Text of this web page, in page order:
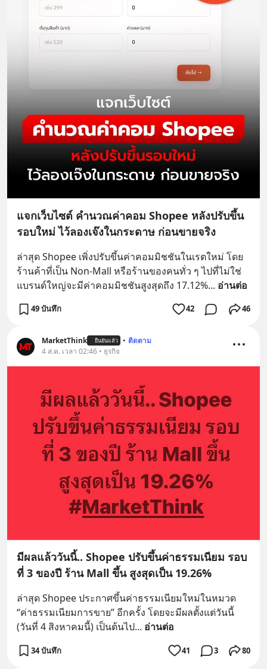
แจกเว็บไซต์ คำนวณค่าคอม Shopee หลังปรับขึ้น
รอบใหม่ ไว้ลองเจ๊งในกระดาษ ก่อนขายจริง
ล่าสุด Shopee เพิ่งปรับขึ้นค่าคอมมิชชันในเรตใหม่ โดย
ร้านค้าที่เป็น Non-Mall หรือร้านของคนทั่ว ๆ ไปที่ไม่ใช่
แบรนด์ใหญ่จะมีค่าคอมมิชชันสูงสุดถึง 17.12%... อ่านต่อ
49 บันทึก 42 46
MarketThink ยืนยันแล้ว • ติดตาม
4 ส.ค. เวลา 02:46 • ธุรกิจ
มีผลแล้ววันนี้.. Shopee ปรับขึ้นค่าธรรมเนียม รอบ
ที่ 3 ของปี ร้าน Mall ขึ้น สูงสุดเป็น 19.26%
ล่าสุด Shopee ประกาศขึ้นค่าธรรมเนียมใหม่ในหมวด
“ค่าธรรมเนียมการขาย” อีกครั้ง โดยจะมีผลตั้งแต่วันนี้
(วันที่ 4 สิงหาคมนี้) เป็นต้นไป... อ่านต่อ
34 บันทึก 41 3 80